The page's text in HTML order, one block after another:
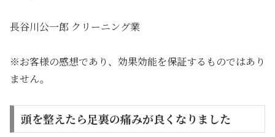
長谷川公一郎 クリーニング業
※お客様の感想であり、効果効能を保証するものではあり
ません。
頭を整えたら足裏の痛みが良くなりました